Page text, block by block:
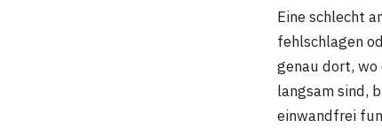
Eine schlecht
fehlschlagen
genau dort,
langsam sind,
einwandfrei